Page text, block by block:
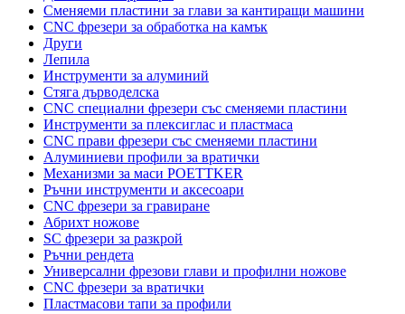
Сменяеми пластини за глави за кантиращи машини
CNC фрезери за обработка на камък
Други
Лепила
Инструменти за алуминий
Стяга дърводелска
CNC специални фрезери със сменяеми пластини
Инструменти за плексиглас и пластмаса
CNC прави фрезери със сменяеми пластини
Алуминиеви профили за вратички
Механизми за маси POETTKER
Ръчни инструменти и аксесоари
CNC фрезери за гравиране
Абрихт ножове
SC фрезери за разкрой
Ръчни рендета
Универсални фрезови глави и профилни ножове
CNC фрезери за вратички
Пластмасови тапи за профили